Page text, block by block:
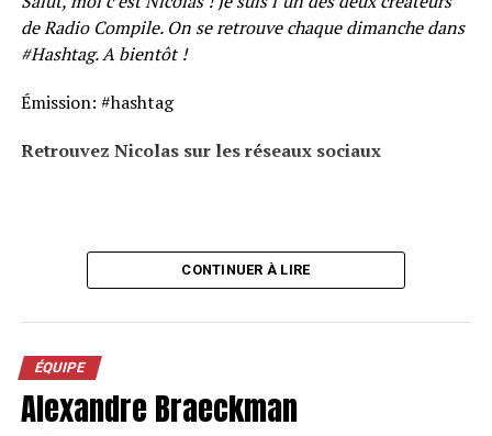
de Radio Compile. On se retrouve chaque dimanche dans
#Hashtag. A bientôt !
Émission: #hashtag
Retrouvez Nicolas sur les réseaux sociaux
CONTINUER À LIRE
ÉQUIPE
Alexandre Braeckman